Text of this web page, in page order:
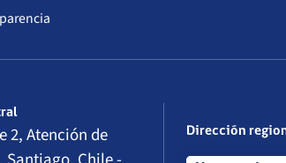
2, Atención de
Dirección